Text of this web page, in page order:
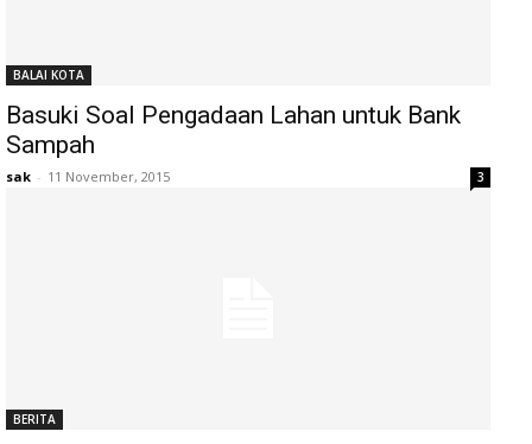
BALAI KOTA
Basuki Soal Pengadaan Lahan untuk Bank
Sampah
sak - 11 November, 2015 3
BERITA